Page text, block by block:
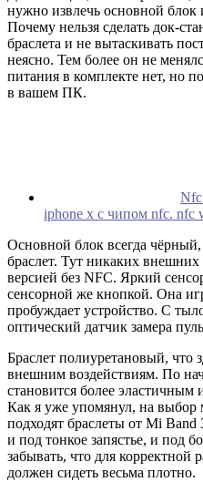
нужно извлечь основной блок
Почему нельзя сделать док-
браслета и не вытаскивать
неясно. Тем более он не
питания в комплекте нет, но
в вашем ПК.
Nfc
iphone x с чипом nfc. nfc
Основной блок всегда чёрный,
браслет. Тут никаких
версией без NFC. Яркий
сенсорной же кнопкой. Она
пробуждает устройство. С
оптический датчик замера
Браслет полиуретановый, что
внешним воздействиям. По
становится более
Как я уже упомянул, на выбор
подходят браслеты от Mi
и под тонкое запястье, и под
забывать, что для корректной
должен сидеть весьма плотно.